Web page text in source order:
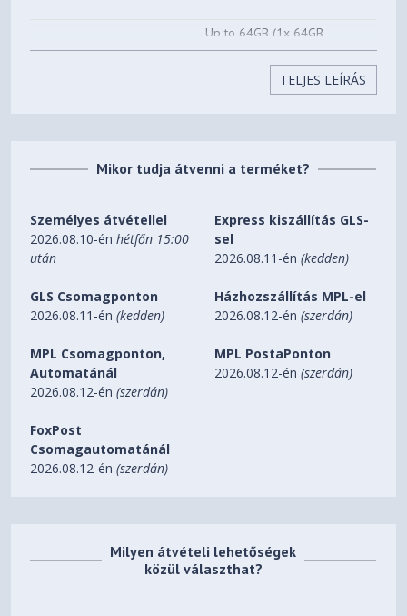
Max Memory
Up to 64GB (1x 64GB
LPCAMM2), upgradable
1TB SSD M.2 2280 PCIe®
Two M.2 2280 PCIe® 4.0 x4
Max Storage Support
Up to two M.2 2280 Gen 5
Performance SSD; up to 8TB,
4TB each
RAID Preset None
Card Reader SD Express 7.0 Card Reader
Speakers
5.0MP + IR with Privacy Shutter
and Computer Vision Human
TELJES LEÍRÁS
Mikor tudja átvenni a terméket?
Személyes átvétellel
2026.08.10-énhétfőn 15:00
után
Express kiszállítás GLS-
sel
2026.08.11-én(kedden)
GLS Csomagponton
2026.08.11-én(kedden)
Házhozszállítás MPL-el
2026.08.12-én(szerdán)
MPL Csomagponton,
Automatánál
2026.08.12-én(szerdán)
MPL PostaPonton
2026.08.12-én(szerdán)
FoxPost
Csomagautomatánál
2026.08.12-én(szerdán)
Milyen átvételi lehetőségek
közül választhat?